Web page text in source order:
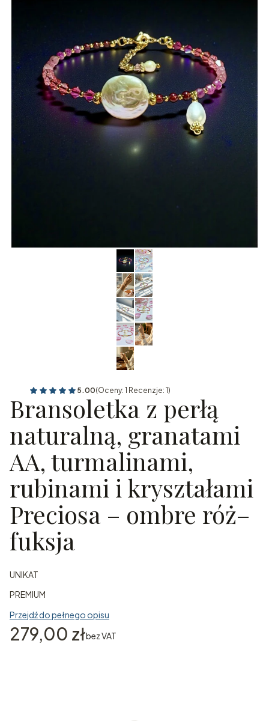
5.00(Oceny: 1 Recenzje: 1)
Bransoletka z perłą
naturalną, granatami
AA, turmalinami,
rubinami i kryształami
Preciosa – ombre róż–
fuksja
UNIKAT
PREMIUM
Przejdź do pełnego opisu
Cena
279,00 złbez VAT